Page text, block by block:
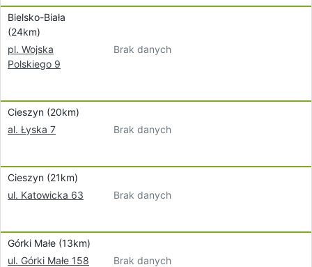
Bielsko-Biała
(24km)
pl. Wojska
Polskiego 9
Brak danych
Cieszyn (20km)
al. Łyska 7
Brak danych
Cieszyn (21km)
ul. Katowicka 63
Brak danych
Górki Małe (13km)
ul. Górki Małe 158
Brak danych